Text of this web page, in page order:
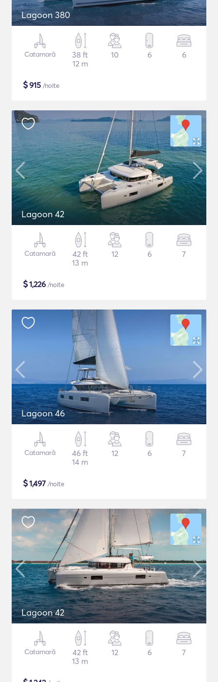
Lagoon 380
Catamarã
38 ft
12 m
10 6 6
$915 /noite
Lagoon 42
Catamarã
42 ft
13 m
12 6 7
$1,226 /noite
Lagoon 46
Catamarã
46 ft
14 m
12 6 7
$1,497 /noite
Lagoon 42
Catamarã
42 ft
13 m
12 6 7